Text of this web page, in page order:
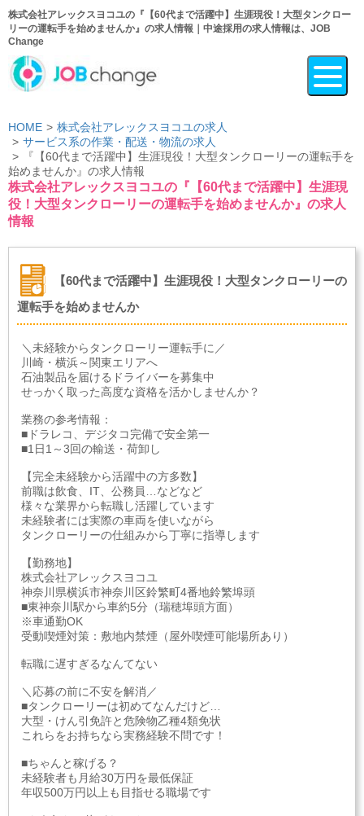
株式会社アレックスヨコユの『【60代まで活躍中】生涯現役！大型タンクロー
リーの運転手を始めませんか』の求人情報｜中途採用の求人情報は、JOB
Change
HOME
株式会社アレックスヨコユの求人
サービス系の作業・配送・物流の求人
『【60代まで活躍中】生涯現役！大型タンクローリーの運転手を
始めませんか』の求人情報
株式会社アレックスヨコユの『【60代まで活躍中】生涯現
役！大型タンクローリーの運転手を始めませんか』の求人
情報
【60代まで活躍中】生涯現役！大型タンクローリーの
運転手を始めませんか
＼未経験からタンクローリー運転手に／
川崎・横浜～関東エリアへ
石油製品を届けるドライバーを募集中
せっかく取った高度な資格を活かしませんか？
業務の参考情報：
■ドラレコ、デジタコ完備で安全第一
■1日1～3回の輸送・荷卸し
【完全未経験から活躍中の方多数】
前職は飲食、IT、公務員…などなど
様々な業界から転職し活躍しています
未経験者には実際の車両を使いながら
タンクローリーの仕組みから丁寧に指導します
【勤務地】
株式会社アレックスヨコユ
神奈川県横浜市神奈川区鈴繁町4番地鈴繁埠頭
■東神奈川駅から車約5分（瑞穂埠頭方面）
※車通勤OK
受動喫煙対策：敷地内禁煙（屋外喫煙可能場所あり）
転職に遅すぎるなんてない
＼応募の前に不安を解消／
■タンクローリーは初めてなんだけど…
大型・けん引免許と危険物乙種4類免状
これらをお持ちなら実務経験不問です！
■ちゃんと稼げる？
未経験者も月給30万円を最低保証
年収500万円以上も目指せる職場です